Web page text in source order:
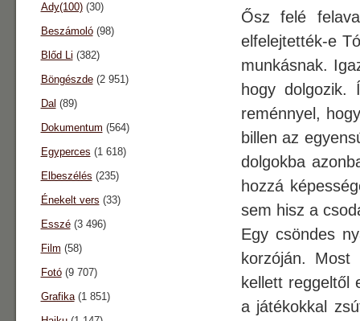
Ősz felé
elfelejtették-e
munkásnak.
hogy
reménnyel,
billen az
dolgokba
hozzá
sem hisz a
Egy csöndes
korzóján.
kellett reggeltől
a játékokkal
Ady(100)(30)
Beszámoló(98)
Blőd Li (382)
Böngészde(2 951)
Dal (89)
Dokumentum (564)
Egyperces (1 618)
Elbeszélés (235)
Énekelt vers (33)
Esszé(3 496)
Film (58)
Fotó(9 707)
Grafika(1 851)